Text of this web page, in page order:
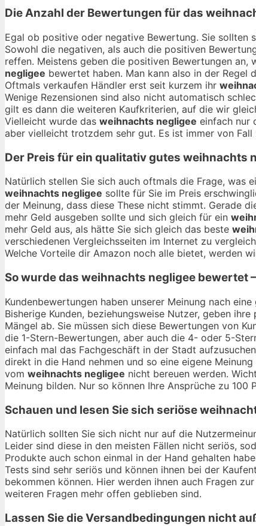
Die Anzahl der Bewertungen für das
Egal ob positive oder negative Bewertung. Sie sollten
Sowohl die negativen, als auch die positiven
reffen. Meistens geben die positiven Bewertungen an,
negligee bewertet haben. Man kann also in der Regel
Oftmals verkaufen Händler erst seit kurzem ihr
Wenige Rezensionen sind also nicht automatisch
gilt es dann die weiteren Kaufkriterien, auf die wir
Vielleicht wurde das weihnachts negligee einfach nur
aber vielleicht trotzdem sehr gut. Es ist immer von
Der Preis für ein qualitativ gutes weihnachts
Natürlich stellen Sie sich auch oftmals die Frage, was
weihnachts negligee sollte für Sie im Preis
der Meinung, dass diese These nicht stimmt. Gerade
mehr Geld ausgeben sollte und sich gleich für ein
mehr Geld aus, als hätte Sie sich gleich das beste
verschiedenen Vergleichsseiten im Internet zu
Welche Vorteile dir Amazon noch alle bietet, werden
So wurde das weihnachts negligee bewertet
Kundenbewertungen haben unserer Meinung nach
Bisherige Kunden, beziehungsweise Nutzer, geben
Mängel ab. Sie müssen sich diese Bewertungen von
die 1-Stern-Bewertungen, aber auch die 4- oder 5-
einfach mal das Fachgeschäft in der Stadt
direkt in die Hand nehmen und so eine eigene
vom weihnachts negligee nicht bereuen werden.
Meinung bilden. Nur so können Ihre Ansprüche zu 100
Schauen und lesen Sie sich seriöse
Natürlich sollten Sie sich nicht nur auf die
Leider sind diese in den meisten Fällen nicht seriös,
Produkte auch schon einmal in der Hand gehalten
Tests sind sehr seriös und können ihnen bei der
bekommen können. Hier werden ihnen auch Fragen
weiteren Fragen mehr offen geblieben sind.
Lassen Sie die Versandbedingungen nicht